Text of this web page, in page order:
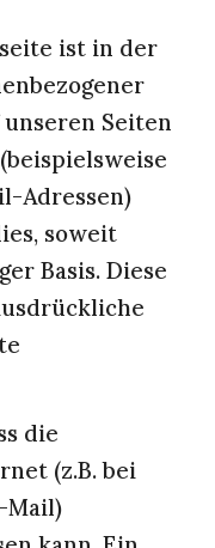
ist in der
Seiten
Adressen)
soweit
Basis. Diese
die
(z.B. bei
Mail)